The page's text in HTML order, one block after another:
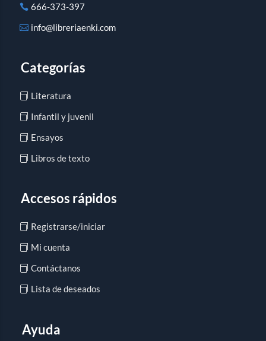
666-373-397
info@libreriaenki.com
Categorías
Literatura
Infantil y juvenil
Ensayos
Libros de texto
Accesos rápidos
Registrarse/iniciar
Mi cuenta
Contáctanos
Lista de deseados
Ayuda